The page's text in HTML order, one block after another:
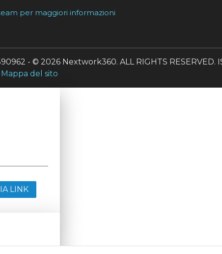
per maggiori informazioni
- © 2026 Nextwork360. ALL RIGHTS RESERVED.
Mappa del sito
LINK